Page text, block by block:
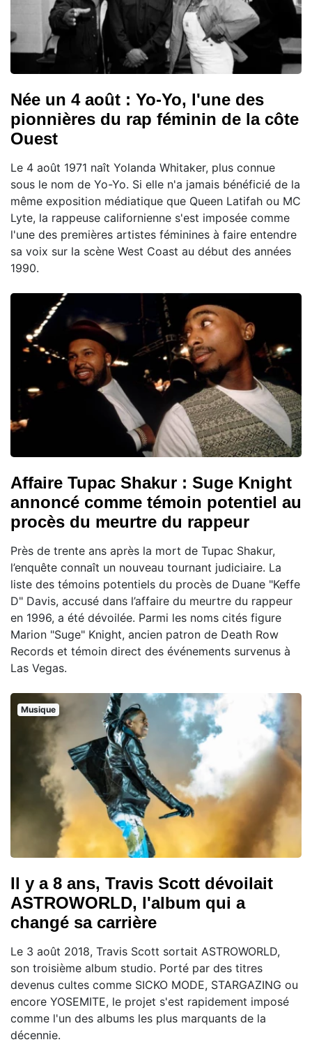
Née un 4 août : Yo-Yo, l'une des
pionnières du rap féminin de la côte
Ouest
Le 4 août 1971 naît Yolanda Whitaker, plus connue
sous le nom de Yo-Yo. Si elle n'a jamais bénéficié de la
même exposition médiatique que Queen Latifah ou MC
Lyte, la rappeuse californienne s'est imposée comme
l'une des premières artistes féminines à faire entendre
sa voix sur la scène West Coast au début des années
1990.
Affaire Tupac Shakur : Suge Knight
annoncé comme témoin potentiel au
procès du meurtre du rappeur
Près de trente ans après la mort de Tupac Shakur,
l’enquête connaît un nouveau tournant judiciaire. La
liste des témoins potentiels du procès de Duane "Keffe
D" Davis, accusé dans l’affaire du meurtre du rappeur
en 1996, a été dévoilée. Parmi les noms cités figure
Marion "Suge" Knight, ancien patron de Death Row
Records et témoin direct des événements survenus à
Las Vegas.
Musique
Il y a 8 ans, Travis Scott dévoilait
ASTROWORLD, l'album qui a
changé sa carrière
Le 3 août 2018, Travis Scott sortait ASTROWORLD,
son troisième album studio. Porté par des titres
devenus cultes comme SICKO MODE, STARGAZING ou
encore YOSEMITE, le projet s'est rapidement imposé
comme l'un des albums les plus marquants de la
décennie.